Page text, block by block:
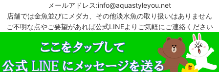
メールアドレス:info@aquastyleyou.net
店舗では金魚並びにメダカ、その他淡水魚の取り扱いはありません
ご不明な点やご要望があれば公式LINEよりご気軽にご連絡ください